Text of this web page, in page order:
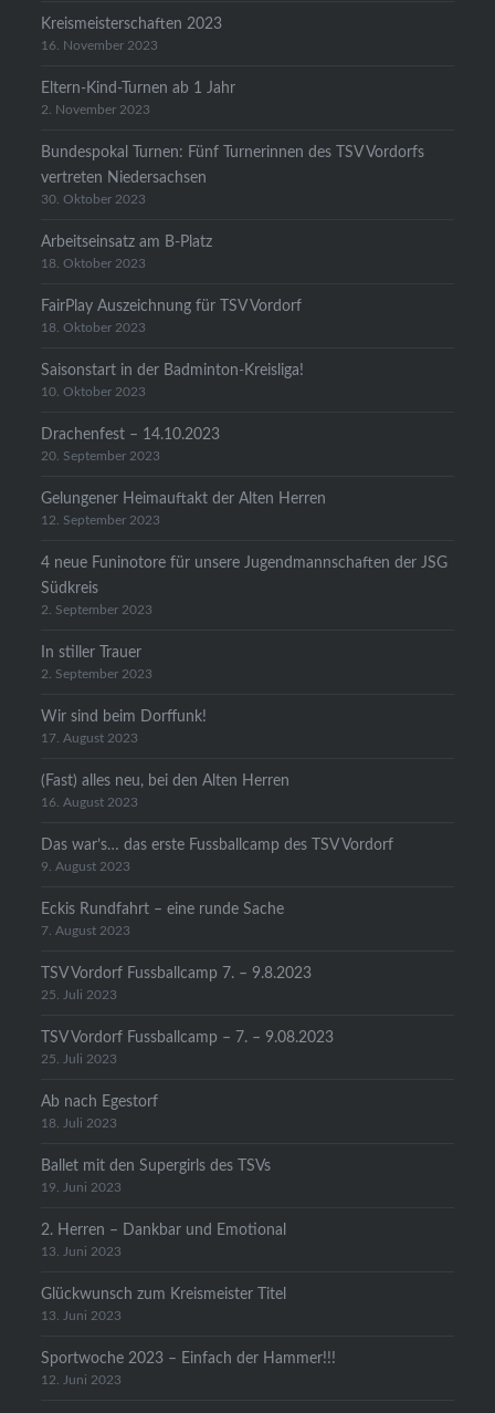
Kreismeisterschaften 2023
16. November 2023
Eltern-Kind-Turnen ab 1 Jahr
2. November 2023
Bundespokal Turnen: Fünf Turnerinnen des TSV Vordorfs
vertreten Niedersachsen
30. Oktober 2023
Arbeitseinsatz am B-Platz
18. Oktober 2023
FairPlay Auszeichnung für TSV Vordorf
18. Oktober 2023
Saisonstart in der Badminton-Kreisliga!
10. Oktober 2023
Drachenfest – 14.10.2023
20. September 2023
Gelungener Heimauftakt der Alten Herren
12. September 2023
4 neue Funinotore für unsere Jugendmannschaften der JSG
Südkreis
2. September 2023
In stiller Trauer
2. September 2023
Wir sind beim Dorffunk!
17. August 2023
(Fast) alles neu, bei den Alten Herren
16. August 2023
Das war’s… das erste Fussballcamp des TSV Vordorf
9. August 2023
Eckis Rundfahrt – eine runde Sache
7. August 2023
TSV Vordorf Fussballcamp 7. – 9.8.2023
25. Juli 2023
TSV Vordorf Fussballcamp – 7. – 9.08.2023
25. Juli 2023
Ab nach Egestorf
18. Juli 2023
Ballet mit den Supergirls des TSVs
19. Juni 2023
2. Herren – Dankbar und Emotional
13. Juni 2023
Glückwunsch zum Kreismeister Titel
13. Juni 2023
Sportwoche 2023 – Einfach der Hammer!!!
12. Juni 2023